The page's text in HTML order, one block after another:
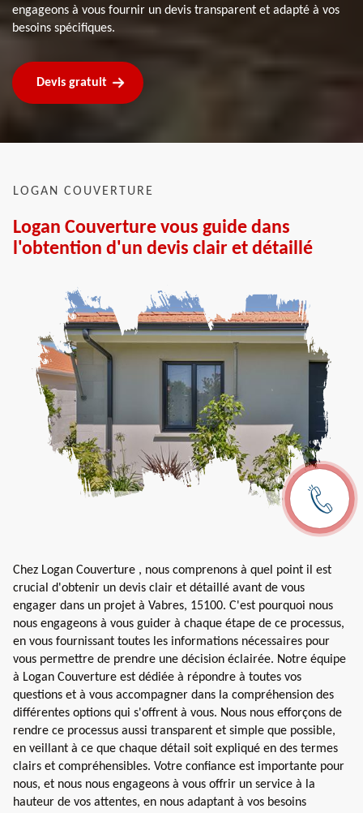
engageons à vous fournir un devis transparent et adapté à vos
besoins spécifiques.
Devis gratuit
LOGAN COUVERTURE
Logan Couverture vous guide dans
l'obtention d'un devis clair et détaillé
Chez Logan Couverture , nous comprenons à quel point il est
crucial d'obtenir un devis clair et détaillé avant de vous
engager dans un projet à Vabres, 15100. C'est pourquoi nous
nous engageons à vous guider à chaque étape de ce processus,
en vous fournissant toutes les informations nécessaires pour
vous permettre de prendre une décision éclairée. Notre équipe
à Logan Couverture est dédiée à répondre à toutes vos
questions et à vous accompagner dans la compréhension des
différentes options qui s'offrent à vous. Nous nous efforçons de
rendre ce processus aussi transparent et simple que possible,
en veillant à ce que chaque détail soit expliqué en des termes
clairs et compréhensibles. Votre confiance est importante pour
nous, et nous nous engageons à vous offrir un service à la
hauteur de vos attentes, en nous adaptant à vos besoins